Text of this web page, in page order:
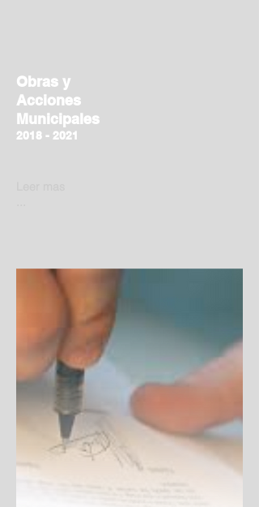
Obras y
Acciones
Municipales
2018 - 2021